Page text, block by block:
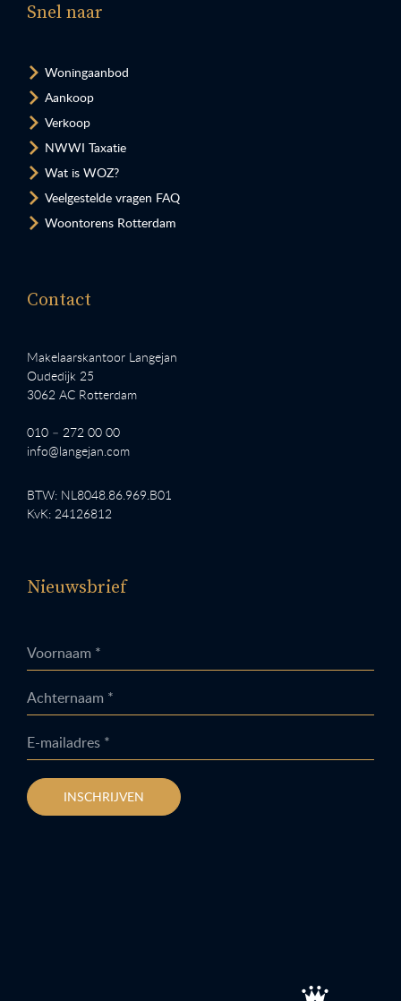
Snel naar
Woningaanbod
Aankoop
Verkoop
NWWI Taxatie
Wat is WOZ?
Veelgestelde vragen FAQ
Woontorens Rotterdam
Contact
Makelaarskantoor Langejan
Oudedijk 25
3062 AC Rotterdam
010 – 272 00 00
info@langejan.com
BTW: NL8048.86.969.B01
KvK: 24126812
Nieuwsbrief
Voornaam *
Achternaam *
E-mailadres *
INSCHRIJVEN